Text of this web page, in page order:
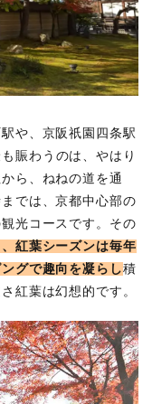
駅や、京阪祇園四条駅
賑わうのは、やはり
ら、ねねの道を通
では、京都中心部の
光コースです。その
紅葉シーズンは毎年
グで趣向を凝らし積
紅葉は幻想的です。